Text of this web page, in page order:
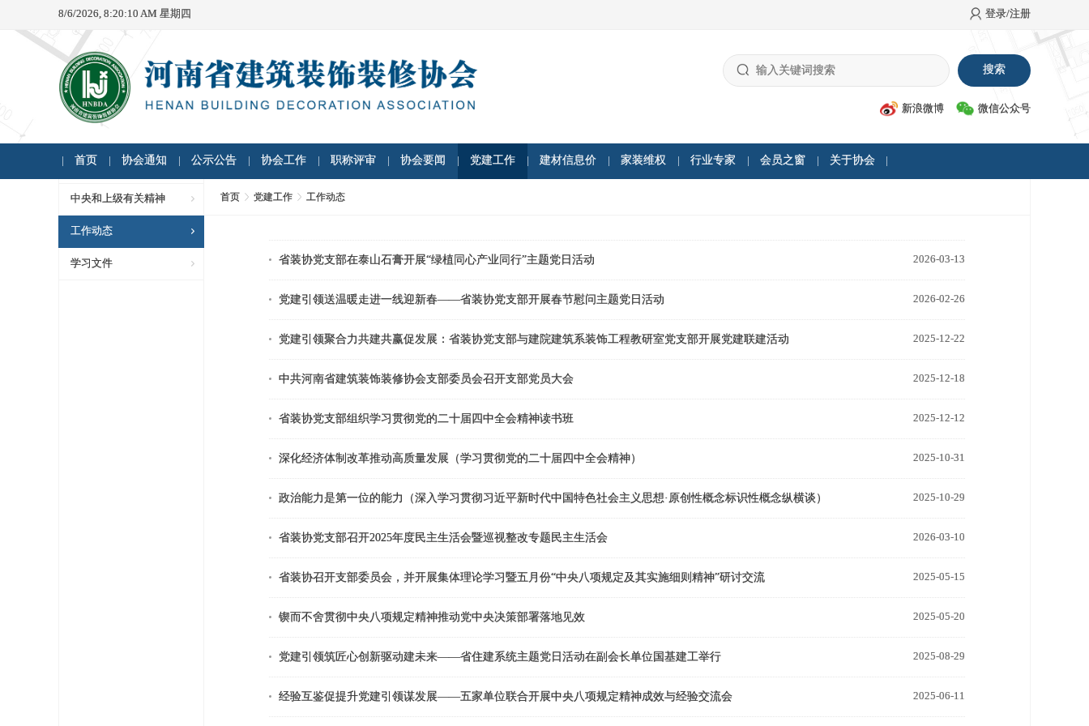
8/6/2026, 8:20:10 AM 星期四 登录/注册
新浪微博 微信公众号
首页 协会通知 公示公告 协会工作 职称评审 协会要闻 党建工作 建材信息价 家装维权 行业专家 会员之窗 关于协会
中央和上级有关精神
工作动态
学习文件
首页 党建工作 工作动态
2026-03-13
省装协党支部在泰山石膏开展“绿植同心产业同行”主题党日活动
2026-02-26
党建引领送温暖走进一线迎新春——省装协党支部开展春节慰问主题党日活动
2025-12-22
党建引领聚合力共建共赢促发展：省装协党支部与建院建筑系装饰工程教研室党支部开展党建联建活动
2025-12-18
中共河南省建筑装饰装修协会支部委员会召开支部党员大会
2025-12-12
省装协党支部组织学习贯彻党的二十届四中全会精神读书班
2025-10-31
深化经济体制改革推动高质量发展（学习贯彻党的二十届四中全会精神）
2025-10-29
政治能力是第一位的能力（深入学习贯彻习近平新时代中国特色社会主义思想·原创性概念标识性概念纵横谈）
2026-03-10
省装协党支部召开2025年度民主生活会暨巡视整改专题民主生活会
2025-05-15
省装协召开支部委员会，并开展集体理论学习暨五月份“中央八项规定及其实施细则精神”研讨交流
2025-05-20
锲而不舍贯彻中央八项规定精神推动党中央决策部署落地见效
2025-08-29
党建引领筑匠心创新驱动建未来——省住建系统主题党日活动在副会长单位国基建工举行
2025-06-11
经验互鉴促提升党建引领谋发展——五家单位联合开展中央八项规定精神成效与经验交流会